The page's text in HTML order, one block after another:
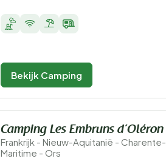
Bekijk Camping
Camping Les Embruns d’Oléron
Frankrijk - Nieuw-Aquitanië - Charente-
Maritime - Ors